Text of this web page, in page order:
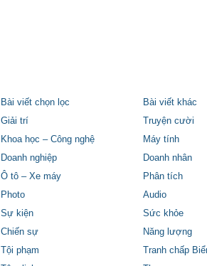
Bài viết chọn lọc Bài viết khác
Giải trí Truyện cười
Khoa học – Công nghệ Máy tính
Doanh nghiệp Doanh nhân
Ô tô – Xe máy Phân tích
Photo Audio
Sự kiện Sức khỏe
Chiến sự Năng lượng
Tội phạm Tranh chấp